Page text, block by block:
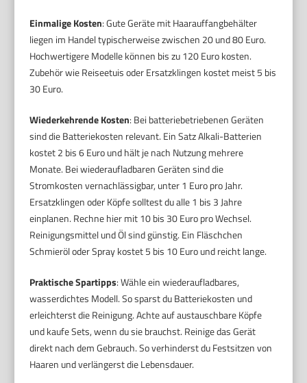
Einmalige Kosten: Gute Geräte mit Haarauffangbehälter
liegen im Handel typischerweise zwischen 20 und 80 Euro.
Hochwertigere Modelle können bis zu 120 Euro kosten.
Zubehör wie Reiseetuis oder Ersatzklingen kostet meist 5 bis
30 Euro.
Wiederkehrende Kosten: Bei batteriebetriebenen Geräten
sind die Batteriekosten relevant. Ein Satz Alkali-Batterien
kostet 2 bis 6 Euro und hält je nach Nutzung mehrere
Monate. Bei wiederaufladbaren Geräten sind die
Stromkosten vernachlässigbar, unter 1 Euro pro Jahr.
Ersatzklingen oder Köpfe solltest du alle 1 bis 3 Jahre
einplanen. Rechne hier mit 10 bis 30 Euro pro Wechsel.
Reinigungsmittel und Öl sind günstig. Ein Fläschchen
Schmieröl oder Spray kostet 5 bis 10 Euro und reicht lange.
Praktische Spartipps: Wähle ein wiederaufladbares,
wasserdichtes Modell. So sparst du Batteriekosten und
erleichterst die Reinigung. Achte auf austauschbare Köpfe
und kaufe Sets, wenn du sie brauchst. Reinige das Gerät
direkt nach dem Gebrauch. So verhinderst du Festsitzen von
Haaren und verlängerst die Lebensdauer.